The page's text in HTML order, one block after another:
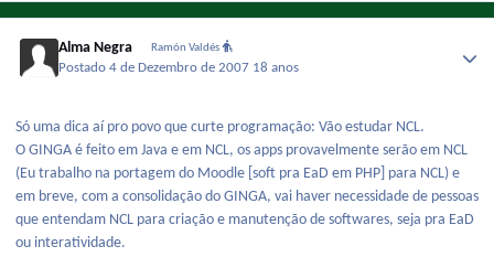
Alma Negra Ramón Valdés
Postado4 de Dezembro de 2007 18 anos
Só uma dica aí pro povo que curte programação: Vão estudar NCL.
O GINGA é feito em Java e em NCL, os apps provavelmente serão em NCL
(Eu trabalho na portagem do Moodle [soft pra EaD em PHP] para NCL) e
em breve, com a consolidação do GINGA, vai haver necessidade de pessoas
que entendam NCL para criação e manutenção de softwares, seja pra EaD
ou interatividade.